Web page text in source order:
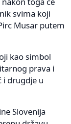
svima koji
Musar putem
kao simbol
prava i
i drugdje u
Slovenija